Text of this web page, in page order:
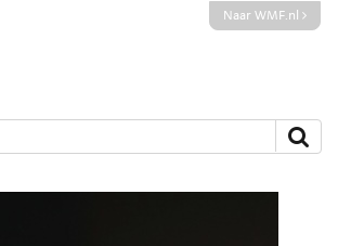
Naar WMF.nl